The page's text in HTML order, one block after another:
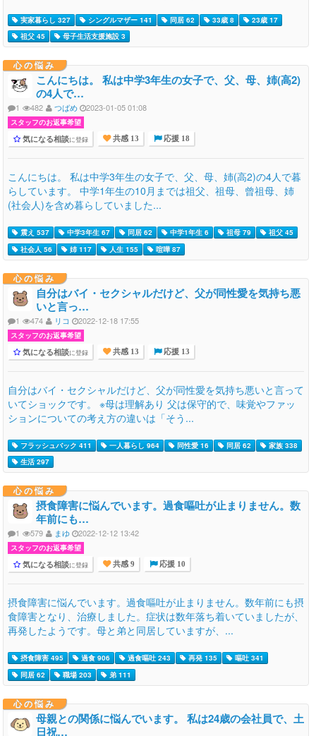
実家暮らし 327 シングルマザー 141 同居 62 33歳 8
23歳 17
祖父 45
母子生活支援施設 3
心の悩み
こんにちは。 私は中学3年生の女子で、父、母、姉(高2)
の4人で…
1 482 つばめ 2023-01-05 01:08
スタッフのお返事希望
気になる相談に登録 共感 13 応援 18
こんにちは。 私は中学3年生の女子で、父、母、姉(高2)の4人で暮
らしています。 中学1年生の10月までは祖父、祖母、曾祖母、姉
(社会人)を含め暮らしていました...
震え 537 中学3年生 67 同居 62 中学1年生 6 祖母 79
祖父 45
社会人 56
姉 117 人生 155 喧嘩 87
心の悩み
自分はバイ・セクシャルだけど、父が同性愛を気持ち悪
いと言っ…
1 474 リコ 2022-12-18 17:55
スタッフのお返事希望
気になる相談に登録 共感 13 応援 13
自分はバイ・セクシャルだけど、父が同性愛を気持ち悪いと言って
いてショックです。 ※母は理解あり 父は保守的で、味覚やファッ
ションについての考え方の違いは「そう...
フラッシュバック 411 一人暮らし 964 同性愛 16 同居 62
家族 338
生活 297
心の悩み
摂食障害に悩んでいます。過食嘔吐が止まりません。数
年前にも…
1 579 まゆ 2022-12-12 13:42
スタッフのお返事希望
気になる相談に登録 共感 9 応援 10
摂食障害に悩んでいます。過食嘔吐が止まりません。数年前にも摂
食障害となり、治療しました。症状は数年落ち着いていましたが、
再発したようです。母と弟と同居していますが、...
摂食障害 495 過食 906 過食嘔吐 243 再発 135
嘔吐 341
同居 62
職場 203 弟 111
心の悩み
母親との関係に悩んでいます。 私は24歳の会社員で、土
日祝…